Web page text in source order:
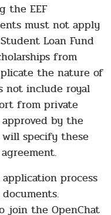
the EEF
must not apply
Loan Fund
from
the nature of
not include royal
from private
by the
will specify these
process
join the OpenChat